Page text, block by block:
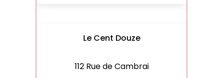
Le Cent Douze
112 Rue de Cambrai